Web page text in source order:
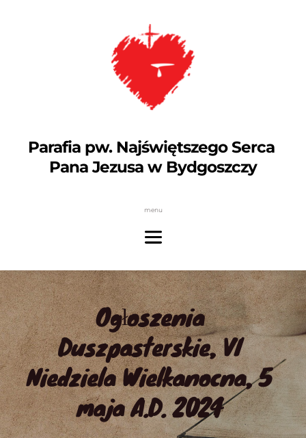
Parafia pw. Najświętszego Serca
Pana Jezusa w Bydgoszczy
menu
Ogłoszenia
Duszpasterskie, VI
Niedziela Wielkanocna, 5
maja A.D. 2024